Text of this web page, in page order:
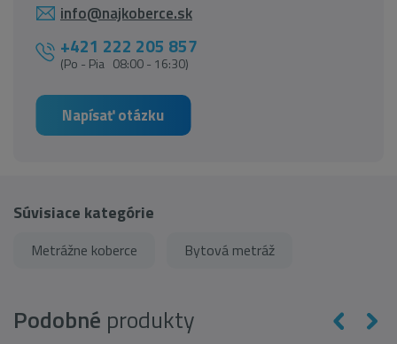
info@najkoberce.sk
+421 222 205 857
(Po - Pia 08:00 - 16:30)
Napísať otázku
Súvisiace kategórie
Metrážne koberce Bytová metráž
Podobné produkty